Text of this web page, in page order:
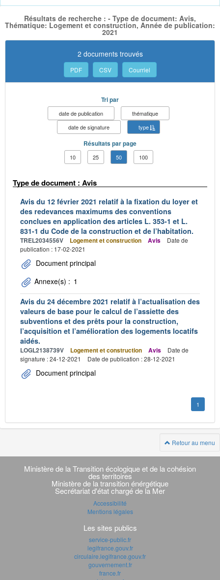
Résultats de recherche : - Type de document: Avis,
Thématique: Logement et construction, Année de publication:
2021
2 documents trouvés
PDF CSV Courriel
Tri par
date de publication
thématique
date de signature
type
Résultats par page
10 25 50 100
Type de document : Avis
Avis du 12 février 2021 relatif à la fixation du loyer et
des redevances maximums des conventions
conclues en application des articles L. 353-1 et L.
831-1 du Code de la construction et de l’habitation.
TREL2034556V Logement et construction Avis
Date de
publication : 17-02-2021
Document principal
Annexe(s) : 1
Avis du 24 décembre 2021 relatif à l’actualisation des
valeurs de base pour le calcul de l’assiette des
subventions et des prêts pour la construction,
l’acquisition et l’amélioration des logements locatifs
aidés.
LOGL2138739V Logement et construction Avis
Date de
signature : 24-12-2021
Date de publication : 28-12-2021
Document principal
1
Retour au menu
Navigation
transverse
Ministère de la Transition écologique et de la cohésion
des territoires
Ministère de la transition énérgétique
Secrétariat d'état chargé de la Mer
Accessibilité
Mentions légales
Les sites publics
service-public.fr
legifrance.gouv.fr
circulaire.legifrance.gouv.fr
gouvernement.fr
france.fr